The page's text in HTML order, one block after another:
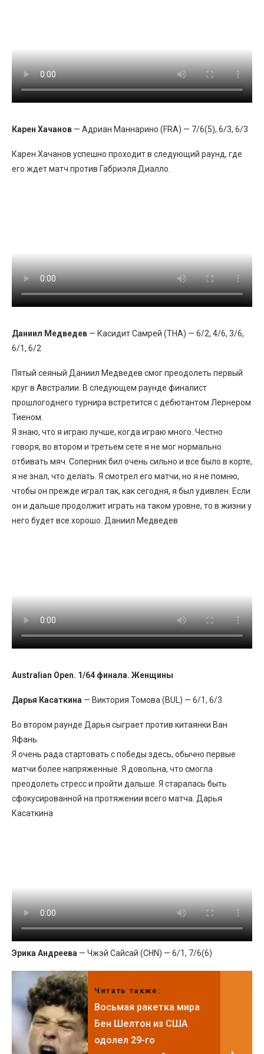
Карен Хачанов — Адриан Маннарино (FRA) — 7/6(5), 6/3, 6/3
Карен Хачанов успешно проходит в следующий раунд, где
его ждет матч против Габриэля Диалло.
Даниил Медведев — Касидит Самрей (THA) — 6/2, 4/6, 3/6,
6/1, 6/2
Пятый сеяный Даниил Медведев смог преодолеть первый
круг в Австралии. В следующем раунде финалист
прошлогоднего турнира встретится с дебютантом Лернером
Тиеном.
Я знаю, что я играю лучше, когда играю много. Честно
говоря, во втором и третьем сете я не мог нормально
отбивать мяч. Соперник бил очень сильно и все было в корте,
я не знал, что делать. Я смотрел его матчи, но я не помню,
чтобы он прежде играл так, как сегодня, я был удивлен. Если
он и дальше продолжит играть на таком уровне, то в жизни у
него будет все хорошо. Даниил Медведев
Australian Open. 1/64 финала. Женщины
Дарья Касаткина — Виктория Томова (BUL) — 6/1, 6/3
Во втором раунде Дарья сыграет против китаянки Ван
Яфань.
Я очень рада стартовать с победы здесь, обычно первые
матчи более напряженные. Я довольна, что смогла
преодолеть стресс и пройти дальше. Я старалась быть
сфокусированной на протяжении всего матча. Дарья
Касаткина
Эрика Андреева — Чжэй Сайсай (CHN) — 6/1, 7/6(6)
Читать также:
Восьмая ракетка мира
Бен Шелтон из США
одолел 29-го